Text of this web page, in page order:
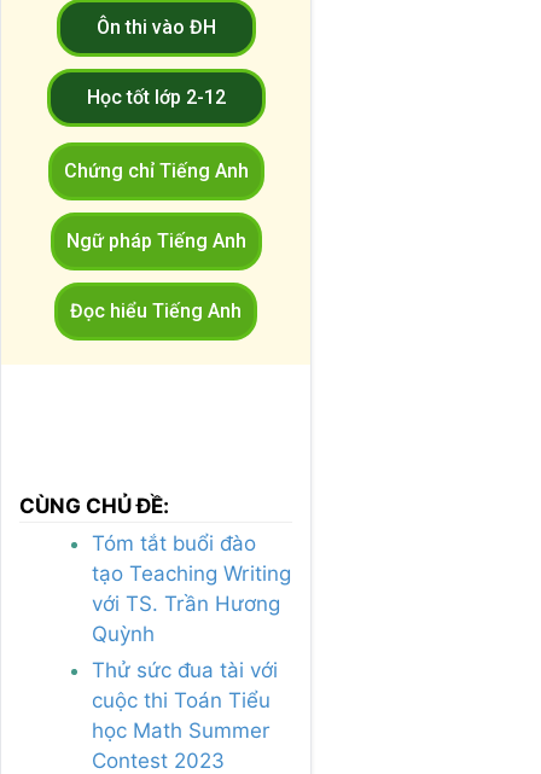
Ôn thi vào ĐH
Học tốt lớp 2-12
Chứng chỉ Tiếng Anh
Ngữ pháp Tiếng Anh
Đọc hiểu Tiếng Anh
CÙNG CHỦ ĐỀ:
Tóm tắt buổi đào
tạo Teaching Writing
với TS. Trần Hương
Quỳnh
Thử sức đua tài với
cuộc thi Toán Tiểu
học Math Summer
Contest 2023